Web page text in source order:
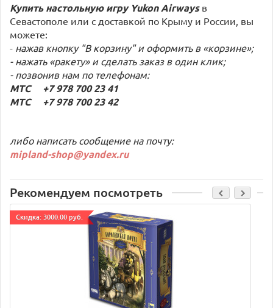
Купить настольную игру Yukon Airways в
Севастополе или с доставкой по Крыму и России, вы
можете:
- нажав кнопку "В корзину" и оформить в «корзине»;
- нажать «ракету» и сделать заказ в один клик;
- позвонив нам по телефонам:
МТС +7 978 700 23 41
МТС +7 978 700 23 42
либо написать сообщение на почту:
mipland-shop@yandex.ru
Рекомендуем посмотреть
Cкидка: 3000.00 руб.